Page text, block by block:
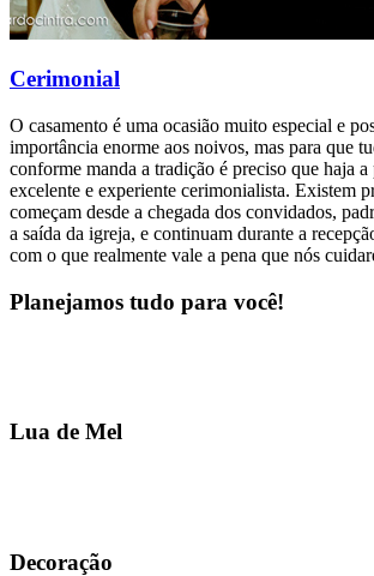
Cerimonial
O casamento é uma ocasião muito especial e
importância enorme aos noivos, mas para que
conforme manda a tradição é preciso que haja a
excelente e experiente cerimonialista. Existem
começam desde a chegada dos convidados,
a saída da igreja, e continuam durante a
com o que realmente vale a pena que nós
Planejamos tudo para você!
Lua de Mel
Decoração